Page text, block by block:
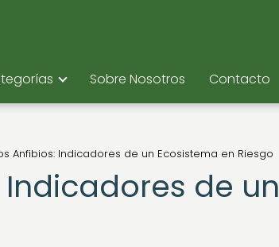
Sobre Nosotros Contacto
Anfibios: Indicadores de un Ecosistema en Riesgo
Indicadores de un